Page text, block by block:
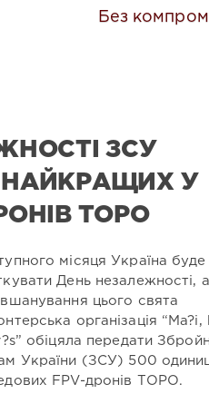
Без
ЗСУ
У
ТОРО
місяця Україна буде
День незалежності, а
цього свята
організація “Ma?i,
обіцяла передати
України (ЗСУ) 500
FPV-дронів ТОРО.